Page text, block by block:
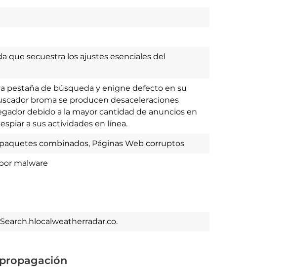
que secuestra los ajustes esenciales del
pestaña de búsqueda y enigne defecto en su
broma se producen desaceleraciones
debido a la mayor cantidad de anuncios en
a sus actividades en línea.
combinados, Páginas Web corruptos
malware